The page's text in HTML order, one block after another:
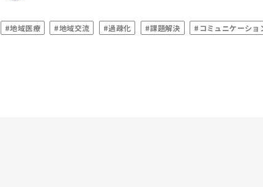
#地域医療 #地域交流 #過疎化 #課題解決 #コミュニケーショ